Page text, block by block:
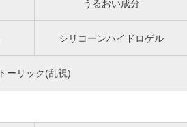
うるおい成分
シリコーンハイドロゲル
トーリック(乱視)